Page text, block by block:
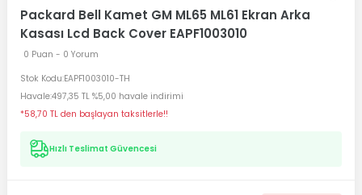
Packard Bell Kamet GM ML65 ML61 Ekran Arka
Kasası Lcd Back Cover EAPF1003010
0 Puan - 0 Yorum
Stok Kodu EAPF1003010-TH
Havale497,35 TL %5,00 havale indirimi
*58,70 TL den başlayan taksitlerle!!
Hızlı Teslimat Güvencesi